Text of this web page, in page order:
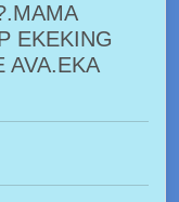
EKEKING
AVA.EKA